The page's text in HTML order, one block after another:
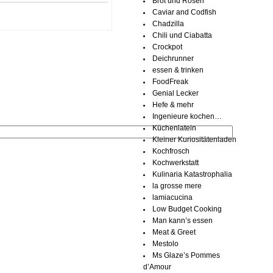
Caviar and Codfish
Chadzilla
Chili und Ciabatta
Crockpot
Deichrunner
essen & trinken
FoodFreak
Genial Lecker
Hefe & mehr
Ingenieure kochen…
Küchenlatein
Kleiner Kuriositätenladen
Kochfrosch
Kochwerkstatt
Kulinaria Katastrophalia
la grosse mere
lamiacucina
Low Budget Cooking
Man kann’s essen
Meat & Greet
Mestolo
Ms Glaze’s Pommes
d’Amour